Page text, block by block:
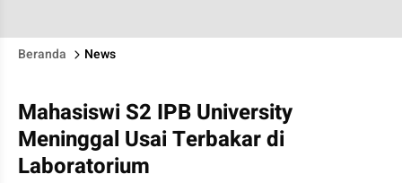
Beranda News
Mahasiswi S2 IPB University
Meninggal Usai Terbakar di
Laboratorium